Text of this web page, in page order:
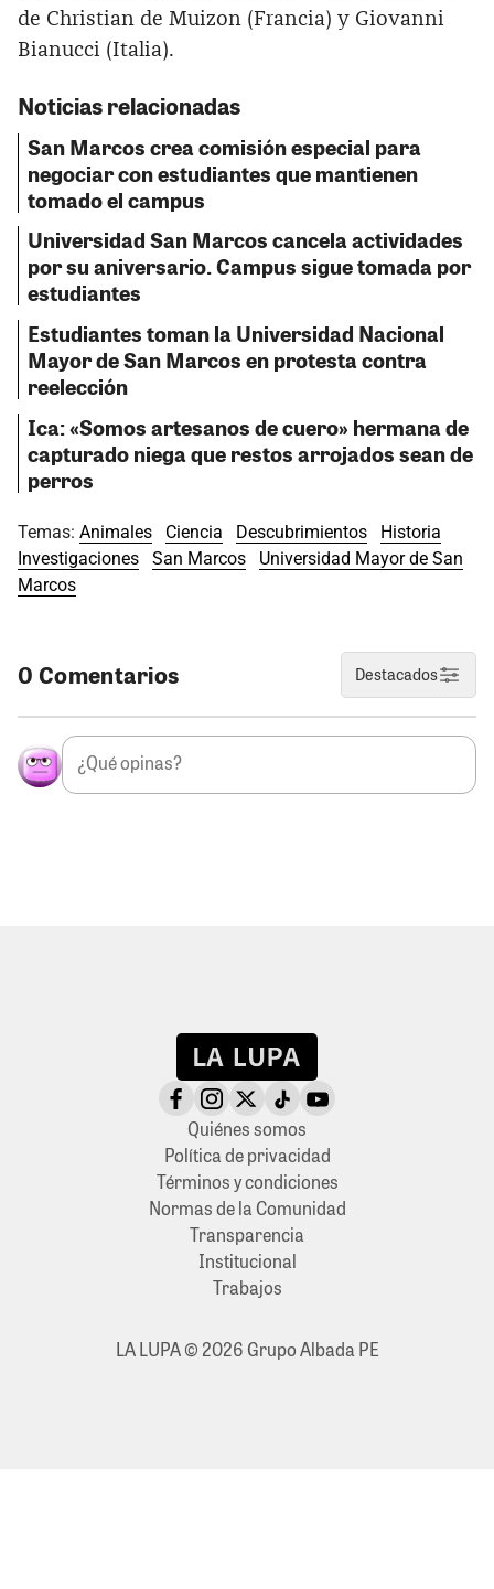
de Christian de Muizon (Francia) y Giovanni
Bianucci (Italia).
Noticias relacionadas
San Marcos crea comisión especial para
negociar con estudiantes que mantienen
tomado el campus
Universidad San Marcos cancela actividades
por su aniversario. Campus sigue tomada por
estudiantes
Estudiantes toman la Universidad Nacional
Mayor de San Marcos en protesta contra
reelección
Ica: «Somos artesanos de cuero» hermana de
capturado niega que restos arrojados sean de
perros
Temas: Animales Ciencia Descubrimientos
Historia
Investigaciones
San Marcos
Universidad Mayor de San
Marcos
0 Comentarios Destacados
Quiénes somos
Política de privacidad
Términos y condiciones
Normas de la Comunidad
Transparencia
Institucional
Trabajos
LA LUPA © 2026 Grupo Albada PE